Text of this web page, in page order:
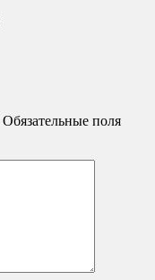
Обязательные поля